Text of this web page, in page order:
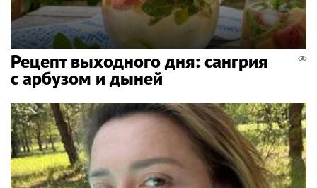
Рецепт выходного дня: сангрия
с арбузом и дыней